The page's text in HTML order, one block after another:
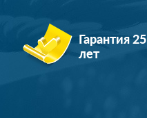
Гарантия 25
лет